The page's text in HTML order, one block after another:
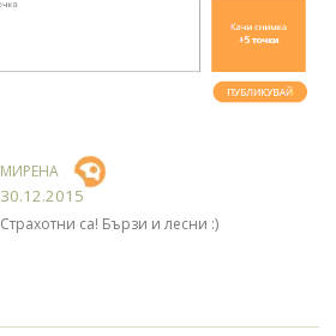
МИРЕНА
30.12.2015
Страхотни са! Бързи и лесни :)